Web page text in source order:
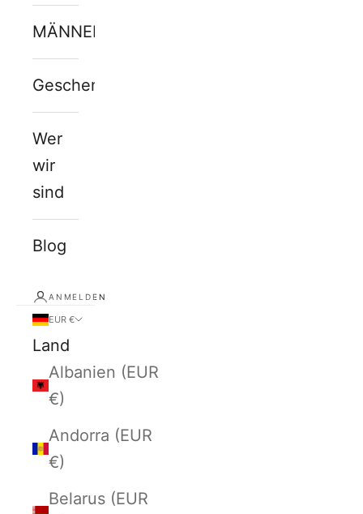
MÄNNERJUWELEN
Geschenkkarte
Wer
wir
sind
Blog
ANMELDEN
EUR €
Land
Albanien (EUR
€)
Andorra (EUR
€)
Belarus (EUR